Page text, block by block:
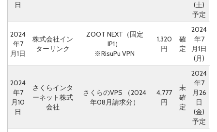
日
(土)
予定
2024
年7
月1日
株式会社イン
ターリンク
ZOOT NEXT（固定
IP1）
※RisuPu VPN
1.320
円
確
定
2024
年7
月1日
(月)
2024
年7
月10
日
さくらインタ
ーネット株式
会社
さくらのVPS （2024
年08月請求分）
4,777
円
未
確
定
2024
年7
月26
日
(金)
予定